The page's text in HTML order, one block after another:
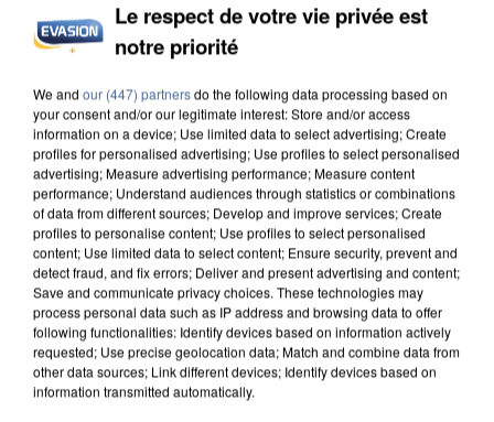
INCENDIES : L’ÎLE-DE-FRANCE LANCE UN ÉLAN
DE SOLIDARITÉ AVEC LES...
Le respect de votre vie privée est
notre priorité
We and our (447) partnersdo the following data processing based on
your consent and/or our legitimate interest: Store and/or access
information on a device; Use limited data to select advertising; Create
profiles for personalised advertising; Use profiles to select personalised
advertising; Measure advertising performance; Measure content
performance; Understand audiences through statistics or combinations
of data from different sources; Develop and improve services; Create
profiles to personalise content; Use profiles to select personalised
content; Use limited data to select content; Ensure security, prevent and
detect fraud, and fix errors; Deliver and present advertising and content;
Save and communicate privacy choices. These technologies may
process personal data such as IP address and browsing data to offer
following functionalities: Identify devices based on information actively
requested; Use precise geolocation data; Match and combine data from
other data sources; Link different devices; Identify devices based on
information transmitted automatically.